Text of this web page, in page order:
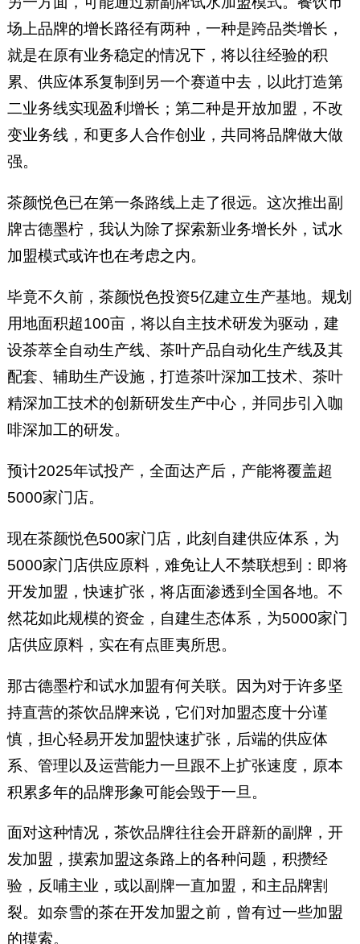
场上品牌的增长路径有两种，一种是跨品类增长，
就是在原有业务稳定的情况下，将以往经验的积
累、供应体系复制到另一个赛道中去，以此打造第
二业务线实现盈利增长；第二种是开放加盟，不改
变业务线，和更多人合作创业，共同将品牌做大做
强。
茶颜悦色已在第一条路线上走了很远。这次推出副
牌古德墨柠，我认为除了探索新业务增长外，试水
加盟模式或许也在考虑之内。
毕竟不久前，茶颜悦色投资5亿建立生产基地。规划
用地面积超100亩，将以自主技术研发为驱动，建
设茶萃全自动生产线、茶叶产品自动化生产线及其
配套、辅助生产设施，打造茶叶深加工技术、茶叶
精深加工技术的创新研发生产中心，并同步引入咖
啡深加工的研发。
预计2025年试投产，全面达产后，产能将覆盖超
5000家门店。
现在茶颜悦色500家门店，此刻自建供应体系，为
5000家门店供应原料，难免让人不禁联想到：即将
开发加盟，快速扩张，将店面渗透到全国各地。不
然花如此规模的资金，自建生态体系，为5000家门
店供应原料，实在有点匪夷所思。
那古德墨柠和试水加盟有何关联。因为对于许多坚
持直营的茶饮品牌来说，它们对加盟态度十分谨
慎，担心轻易开发加盟快速扩张，后端的供应体
系、管理以及运营能力一旦跟不上扩张速度，原本
积累多年的品牌形象可能会毁于一旦。
面对这种情况，茶饮品牌往往会开辟新的副牌，开
发加盟，摸索加盟这条路上的各种问题，积攒经
验，反哺主业，或以副牌一直加盟，和主品牌割
裂。如奈雪的茶在开发加盟之前，曾有过一些加盟
的摸索。